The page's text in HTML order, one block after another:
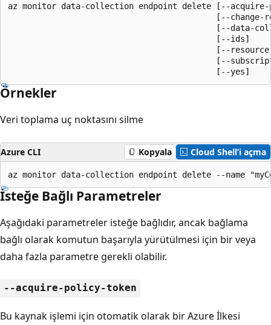
az monitor data-collection endpoint delete [--
[--change-
[--data-
                                           [--ids]
[--
[--
                                           [--yes]
Örnekler
Veri toplama uç noktasını silme
Azure CLI Kopyala Cloud Shell’i açma
az monitor data-collection endpoint delete --name
İsteğe Bağlı Parametreler
Aşağıdaki parametreler isteğe bağlıdır, ancak bağlama
bağlı olarak komutun başarıyla yürütülmesi için bir veya
daha fazla parametre gerekli olabilir.
--acquire-policy-token
Bu kaynak işlemi için otomatik olarak bir Azure İlkesi